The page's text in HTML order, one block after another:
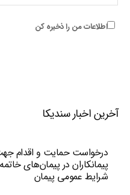
اطلاعات من را ذخیره کن
آخرین اخبار سندیکا
درخواست حمایت و اقدام
شرایط عمومی پیمان